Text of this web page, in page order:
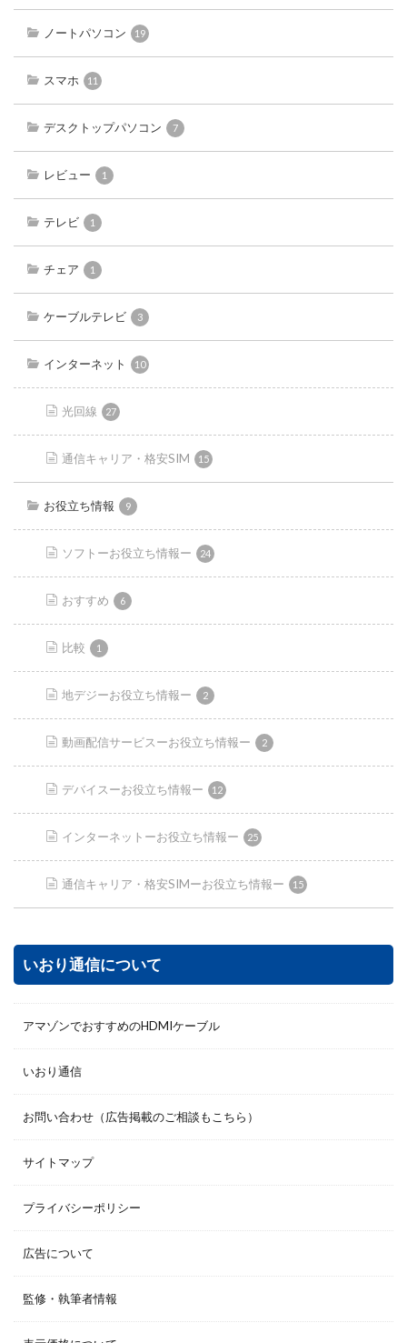
ノートパソコン 19
スマホ 11
デスクトップパソコン 7
レビュー 1
テレビ 1
チェア 1
ケーブルテレビ 3
インターネット 10
光回線 27
通信キャリア・格安SIM 15
お役立ち情報 9
ソフトーお役立ち情報ー 24
おすすめ 6
比較 1
地デジーお役立ち情報ー 2
動画配信サービスーお役立ち情報ー 2
デバイスーお役立ち情報ー 12
インターネットーお役立ち情報ー 25
通信キャリア・格安SIMーお役立ち情報ー 15
いおり通信について
アマゾンでおすすめのHDMIケーブル
いおり通信
お問い合わせ（広告掲載のご相談もこちら）
サイトマップ
プライバシーポリシー
広告について
監修・執筆者情報